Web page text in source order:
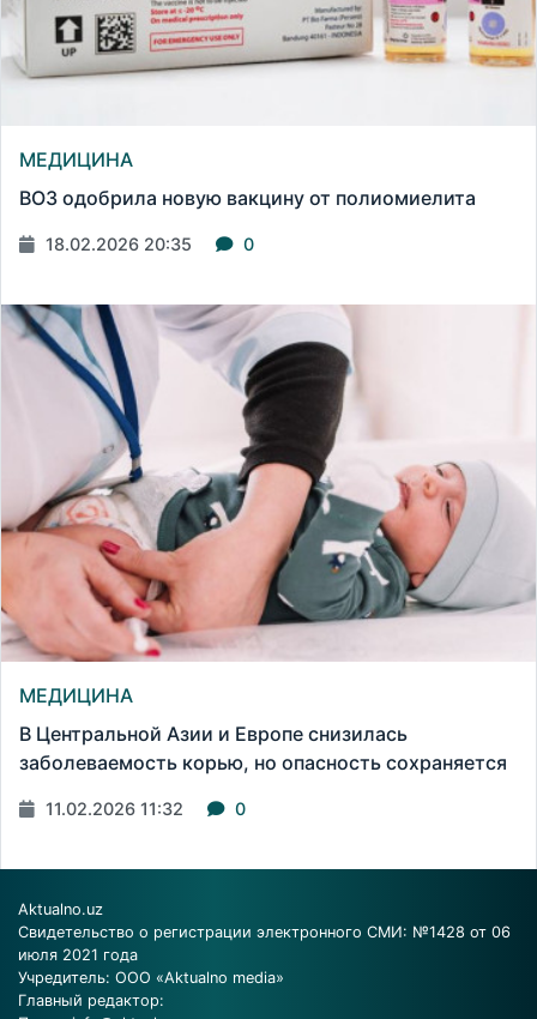
МЕДИЦИНА
ВОЗ одобрила новую вакцину от полиомиелита
18.02.2026 20:35 0
МЕДИЦИНА
В Центральной Азии и Европе снизилась
заболеваемость корью, но опасность сохраняется
11.02.2026 11:32 0
Aktualno.uz
Свидетельство о регистрации электронного СМИ: №1428 от 06
июля 2021 года
Учредитель: ООО «Aktualno media»
Главный редактор: